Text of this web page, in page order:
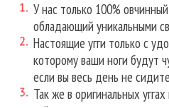
У нас только 100%
обладающий уникальными
Настоящие угги только с
которому ваши ноги будут
если вы весь день не
Так же в оригинальных